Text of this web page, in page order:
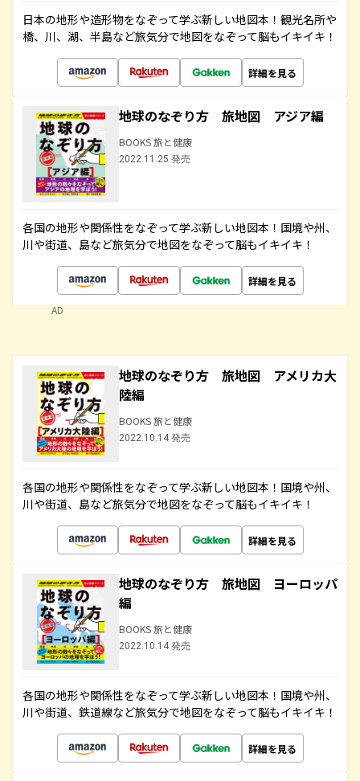
日本の地形や造形物をなぞって学ぶ新しい地図本！観光名所や
橋、川、湖、半島など旅気分で地図をなぞって脳もイキイキ！
詳細を見る
地球のなぞり方 旅地図 アジア編
BOOKS 旅と健康
2022.11.25 発売
各国の地形や関係性をなぞって学ぶ新しい地図本！国境や州、
川や街道、島など旅気分で地図をなぞって脳もイキイキ！
詳細を見る
AD
地球のなぞり方 旅地図 アメリカ大
陸編
BOOKS 旅と健康
2022.10.14 発売
各国の地形や関係性をなぞって学ぶ新しい地図本！国境や州、
川や街道、島など旅気分で地図をなぞって脳もイキイキ！
詳細を見る
地球のなぞり方 旅地図 ヨーロッパ
編
BOOKS 旅と健康
2022.10.14 発売
各国の地形や関係性をなぞって学ぶ新しい地図本！国境や州、
川や街道、鉄道線など旅気分で地図をなぞって脳もイキイキ！
詳細を見る